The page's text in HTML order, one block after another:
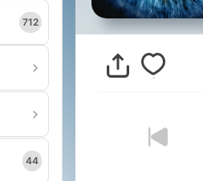
712
44